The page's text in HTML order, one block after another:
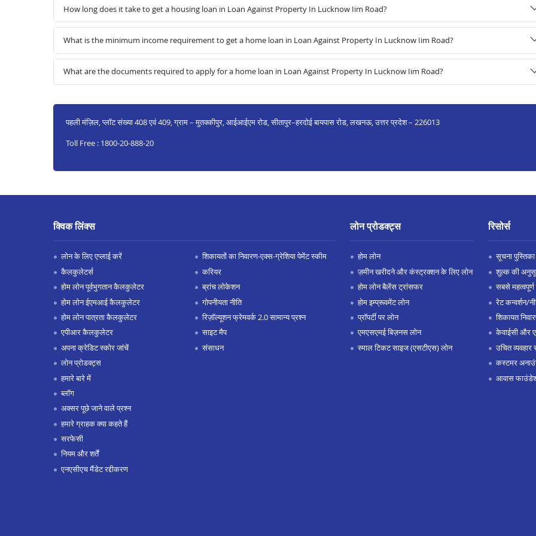
How long does it take to get a housing loan in Loan Against Property In Lucknow Iim Road?
What is the minimum income requirement to get a home loan in Loan Against Property In Lucknow Iim Road?
What are the documents required to apply for a home loan in Loan Against Property In Lucknow Iim Road?
पहली मंज़िल, प्लॉट संख्या 408 एवं 409, ग्राम – मुतक्कीपुर, आईआईएम रोड, सीतापुर–हरदोई बायपास रोड, लखनऊ, उत्तर प्रदेश – 226013
Toll Free : 1800-20-888-20
क्विक लिंक्स
लोन के लिए एप्लाई करें
कैलकुलेटर्स
होम लोन पूर्वभुगतान कैलकुलेटर
होम लोन ईएमआई कैलकुलेटर
होम लोन पात्रता कैलकुलेटर
एपीआर कैलकुलेटर
अपना क्रेडिट स्कोर जांचें
लोन प्रोडक्ट्स
हमारे बारे में
ब्लॉग
अक्सर पूछे जाने वाले प्रश्न
हमारे ग्राहक क्या कहते हैं
सरफेसी
नियम और शर्तें
एनएसीएच मैंडेट रद्दीकरण
शिकायतों का निवारण-एक्स-ग्रेशिया पेमेंट स्कीम
करियर
ब्रांच लोकेशन
गोपनीयता नीति
रिज़ॉल्यूशन फ्रेमवर्क 2.0 सामान्य प्रश्न
साइट मैप
संसाधन
लोन प्रोडक्ट्स
होम लोन
ज़मीन खरीदने और कंस्ट्रक्शन के लिए लोन
होम लोन बैलेंस ट्रांसफर
होम इम्प्रूवमेंट लोन
प्रॉपर्टी पर लोन
एमएसएमई बिज़नस लोन
स्माल टिकट साइज (एसटीएस) लोन
रिसोर्स
सूचना पुस्तिका
शुल्क की
सबसे महत्वपूर्ण
रेट कन्वर्शन/
शिकायत
केवाईसी और
उचित व्यवहार
कस्टमर
आवास